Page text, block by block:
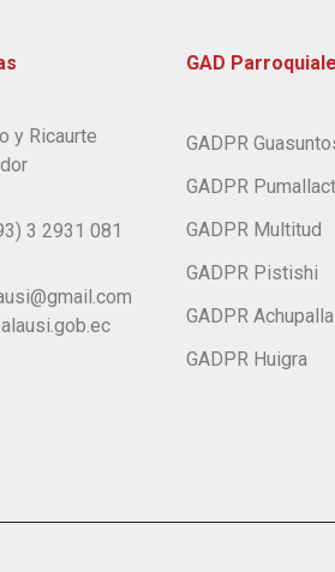
y Ricaurte
3 2931 081
GAD
GADPR
GADPR
GADPR Multitud
GADPR Pistishi
GADPR
GADPR Huigra